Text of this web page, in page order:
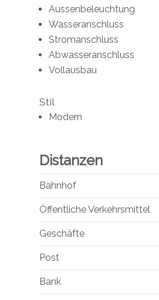
Aussenbeleuchtung
Wasseranschluss
Stromanschluss
Abwasseranschluss
Vollausbau
Stil
Modern
Distanzen
Bahnhof
Öffentliche Verkehrsmittel
Geschäfte
Post
Bank